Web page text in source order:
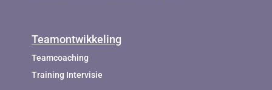
Teamontwikkeling
Teamcoaching
Training Intervisie